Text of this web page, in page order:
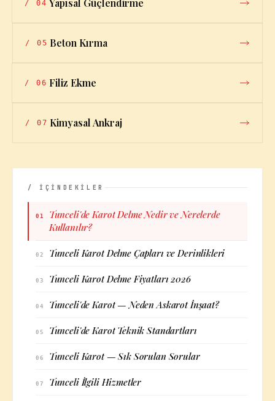
/ 04 Yapısal Güçlendirme
/ 05 Beton Kırma
/ 06 Filiz Ekme
/ 07 Kimyasal Ankraj
/ İÇİNDEKİLER
01
Tunceli'de Karot Delme Nedir ve Nerelerde
Kullanılır?
02 Tunceli Karot Delme Çapları ve Derinlikleri
03 Tunceli Karot Delme Fiyatları 2026
04 Tunceli'de Karot — Neden Askarot İnşaat?
05 Tunceli'de Karot Teknik Standartları
06 Tunceli Karot — Sık Sorulan Sorular
07 Tunceli İlgili Hizmetler